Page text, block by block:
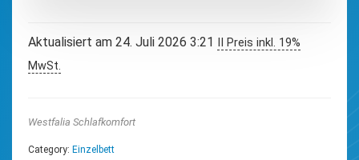
Aktualisiert am 24. Juli 2026 3:21
II Preis inkl. 19%
MwSt.
Westfalia Schlafkomfort
Category: Einzelbett